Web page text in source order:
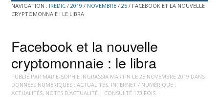
content
NAVIGATION : IREDIC / 2019 / NOVEMBRE / 25 / FACEBOOK ET LA NOUVELLE
CRYPTOMONNAIE : LE LIBRA
Facebook et la nouvelle
cryptomonnaie : le libra
PUBLIÉ PAR MARIE-SOPHIE INGRASSIA MARTIN LE 25 NOVEMBRE 2019 DANS
DONNÉES NUMÉRIQUES : ACTUALITÉS, INTERNET / NUMÉRIQUE :
ACTUALITÉS, NOTES D'ACTUALITÉ | CONSULTÉ 173 FOIS